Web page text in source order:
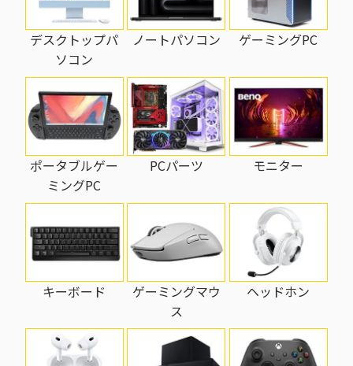
デスクトップパ
ソコン
ノートパソコン ゲーミングPC
ポータブルゲー
ミングPC
PCパーツ モニター
キーボード
ゲーミングマウ
ス
ヘッドホン